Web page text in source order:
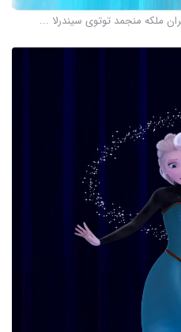
ملکه منجمد توتوی سیندرلا ...